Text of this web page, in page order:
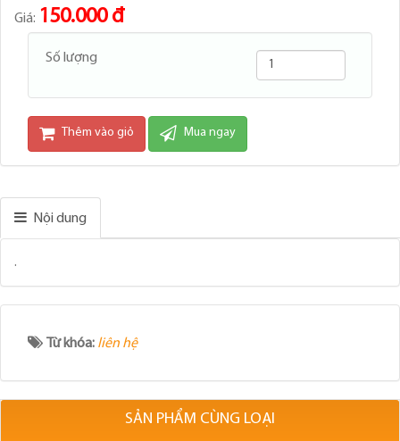
Giá: 150.000 đ
Số lượng
Thêm vào giỏ Mua ngay
Nội dung
.
Từ khóa: liên hệ
SẢN PHẨM CÙNG LOẠI